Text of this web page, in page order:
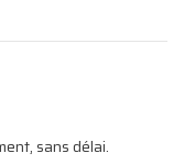
sans délai.